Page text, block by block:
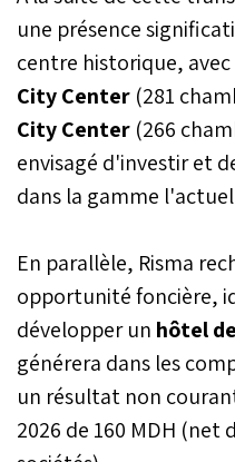
une présence
centre historique, avec
City Center (281
City Center (266
envisagé d'investir et
dans la gamme l'actuel
En parallèle, Risma
opportunité foncière,
développer un hôtel
générera dans les
un résultat non
2026 de 160 MDH (net